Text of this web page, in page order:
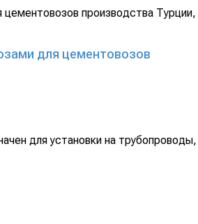
производства
для цементовозов
для установки на